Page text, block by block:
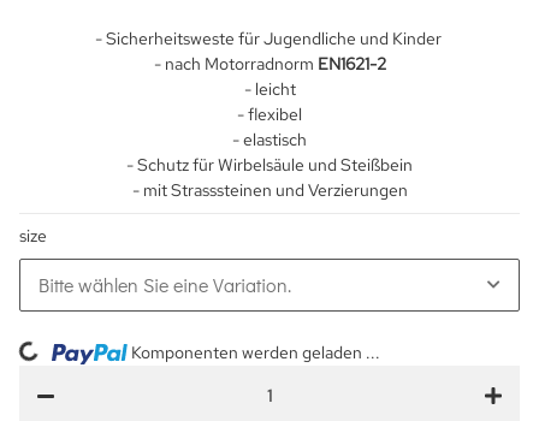
- Sicherheitsweste für Jugendliche und Kinder
- nach Motorradnorm EN1621-2
- leicht
- flexibel
- elastisch
- Schutz für Wirbelsäule und Steißbein
- mit Strasssteinen und Verzierungen
size
Bitte wählen Sie eine Variation.
Komponenten werden geladen ...